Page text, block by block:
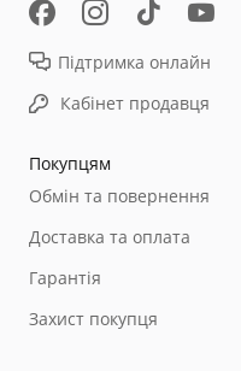
Покупцям
Обмін та повернення
Доставка та оплата
Гарантія
Захист покупця
Підтримка онлайн
Кабінет продавця